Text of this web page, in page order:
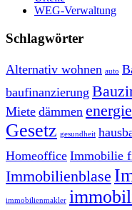
WEG-Verwaltung
Schlagwörter
Alternativ wohnen auto
baufinanzierung
Miete dämmen energie
Gesetz gesundheit
Homeoffice Immobilie
Immobilienblase
immobilienmakler